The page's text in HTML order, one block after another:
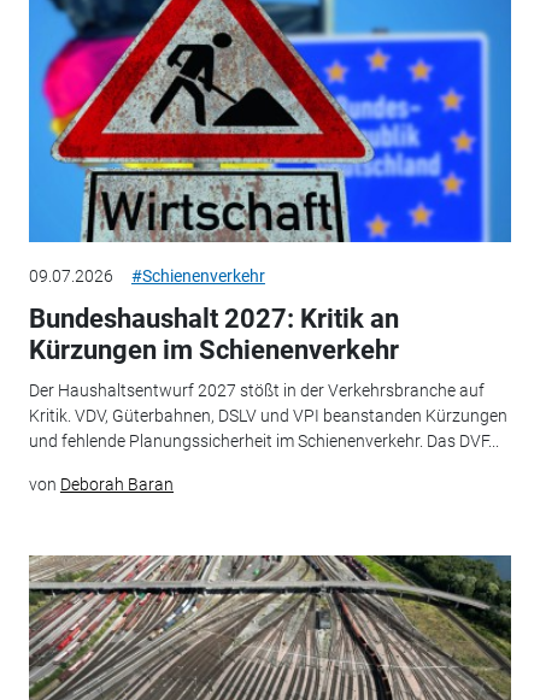
09.07.2026 #Schienenverkehr
Bundeshaushalt 2027: Kritik an
Kürzungen im Schienenverkehr
Der Haushaltsentwurf 2027 stößt in der Verkehrsbranche auf
Kritik. VDV, Güterbahnen, DSLV und VPI beanstanden Kürzungen
und fehlende Planungssicherheit im Schienenverkehr. Das DVF...
von Deborah Baran